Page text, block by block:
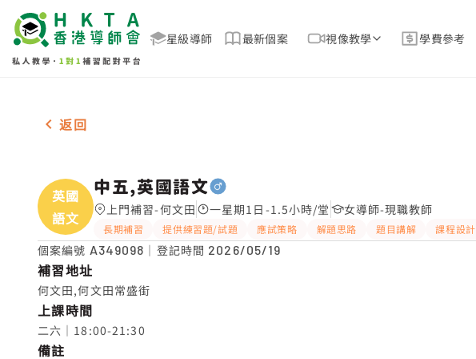
星級導師 最新個案 視像教學 學費參考
男-1名 中五,英國語文，何文田 補習推介
返回
英國
語文
中五,英國語文
上門補習-何文田 一星期1日-1.5小時/堂 女導師-現職教師
長期補習 提供練習題/試題 應試策略 解題思路 題目講解 課程設計
個案編號 A349098 ｜登記時間 2026/05/19
補習地址
何文田,何文田常盛街
上課時間
二六｜18:00-21:30
備註